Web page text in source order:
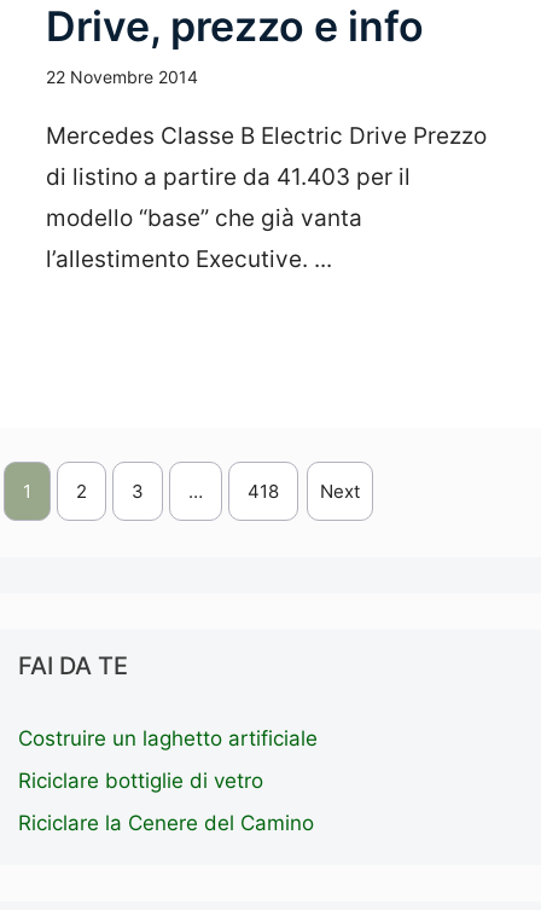
Drive, prezzo e info
22 Novembre 2014
Mercedes Classe B Electric Drive Prezzo
di listino a partire da 41.403 per il
modello “base” che già vanta
l’allestimento Executive. ...
1 2 3 … 418 Next
FAI DA TE
Costruire un laghetto artificiale
Riciclare bottiglie di vetro
Riciclare la Cenere del Camino